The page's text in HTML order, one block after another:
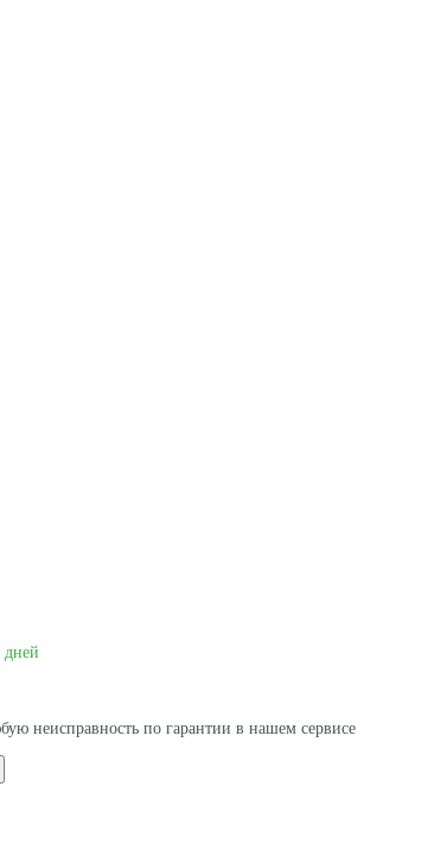
дней
неисправность по гарантии в нашем сервисе